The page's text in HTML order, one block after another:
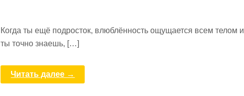
Когда ты ещё подросток, влюблённость ощущается всем телом и
ты точно знаешь, […]
Читать далее →